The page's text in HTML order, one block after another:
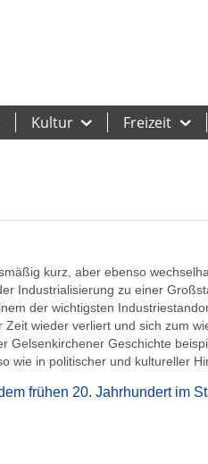
Kultur Freizeit
kurz, aber ebenso
Industrialisierung zu einer
der wichtigsten
wieder verliert und sich zum
Gelsenkirchener Geschichte
wie in politischer und kultureller